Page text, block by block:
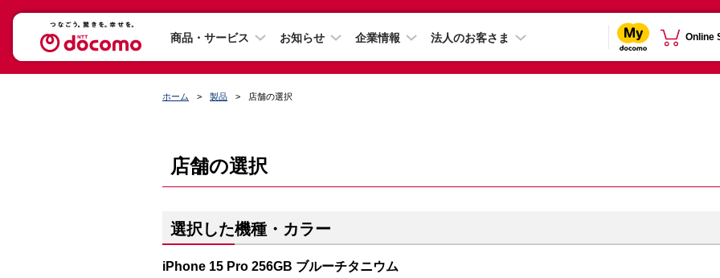
商品・サービス お知らせ 企業情報 法人のお客さま Online
ホーム 製品 店舗の選択
店舗の選択
選択した機種・カラー
iPhone 15 Pro 256GB ブルーチタニウム